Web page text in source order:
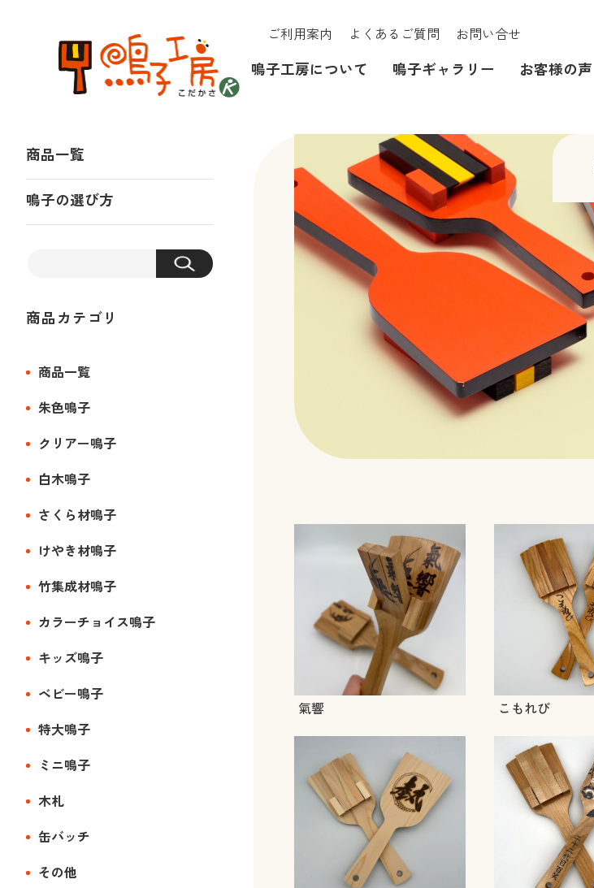
ご利用案内 よくあるご質問 お問い合せ
鳴子工房について 鳴子ギャラリー お客様の声
氣響 こもれび
商品一覧
鳴子の選び方
商品カテゴリ
商品一覧
朱色鳴子
クリアー鳴子
白木鳴子
さくら材鳴子
けやき材鳴子
竹集成材鳴子
カラーチョイス鳴子
キッズ鳴子
ベビー鳴子
特大鳴子
ミニ鳴子
木札
缶バッチ
その他